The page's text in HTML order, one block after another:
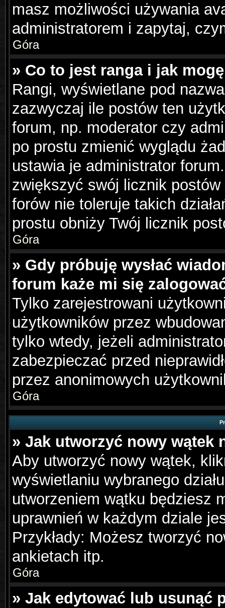
masz możliwości używania
administratorem i zapytaj,
Góra
» Co to jest ranga i jak
Rangi, wyświetlane pod
zazwyczaj ile postów ten
forum, np. moderator czy
po prostu zmienić wyglądu
ustawia je administrator
zwiększyć swój licznik
forów nie toleruje takich
prostu obniży Twój licznik
Góra
» Gdy próbuję wysłać
forum każe mi się
Tylko zarejestrowani
użytkowników przez
tylko wtedy, jeżeli
zabezpieczać przed
przez anonimowych
Góra
» Jak utworzyć nowy wątek
Aby utworzyć nowy wątek,
wyświetlaniu wybranego
utworzeniem wątku będziesz
uprawnień w każdym dziale
Przykłady: Możesz tworzyć
ankietach itp.
Góra
» Jak edytować lub usunąć